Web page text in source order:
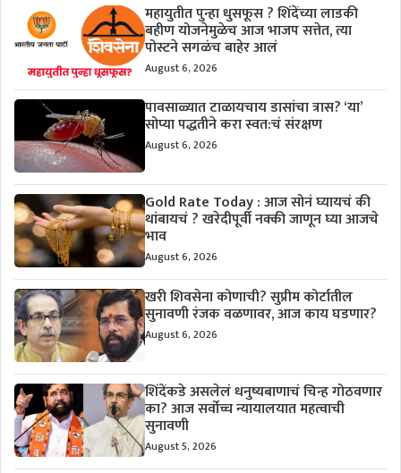
महायुतीत पुन्हा धुसफूस ? शिंदेंच्या लाडकी
बहीण योजनेमुळेच आज भाजप सत्तेत, त्या
पोस्टने सगळंच बाहेर आलं
August 6, 2026
पावसाळ्यात टाळायचाय डासांचा त्रास? ‘या’
सोप्या पद्धतीने करा स्वत:चं संरक्षण
August 6, 2026
Gold Rate Today : आज सोनं घ्यायचं की
थांबायचं ? खरेदीपूर्वी नक्की जाणून घ्या आजचे
भाव
August 6, 2026
खरी शिवसेना कोणाची? सुप्रीम कोर्टातील
सुनावणी रंजक वळणावर, आज काय घडणार?
August 6, 2026
शिंदेंकडे असलेलं धनुष्यबाणाचं चिन्ह गोठवणार
का? आज सर्वोच्च न्यायालयात महत्वाची
सुनावणी
August 5, 2026